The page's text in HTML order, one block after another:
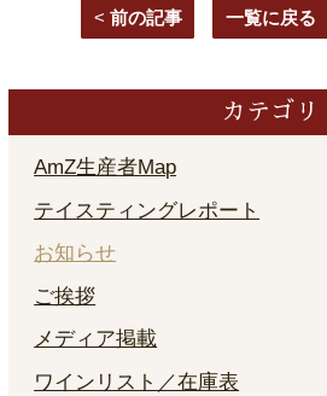
< 前の記事 一覧に戻る
カテゴリ
AmZ生産者Map
テイスティングレポート
お知らせ
ご挨拶
メディア掲載
ワインリスト／在庫表